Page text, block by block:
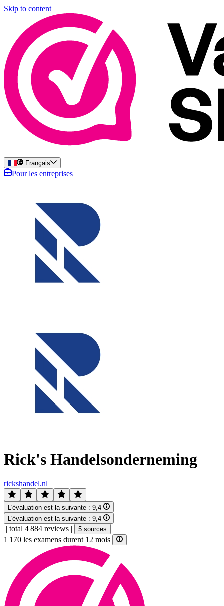
Skip to content
Français
Pour les entreprises
Rick's Handelsonderneming
rickshandel.nl
L'évaluation est la suivante : 9,4
L'évaluation est la suivante : 9,4
| total 4 884 reviews | 5 sources
1 170 les examens durent 12 mois